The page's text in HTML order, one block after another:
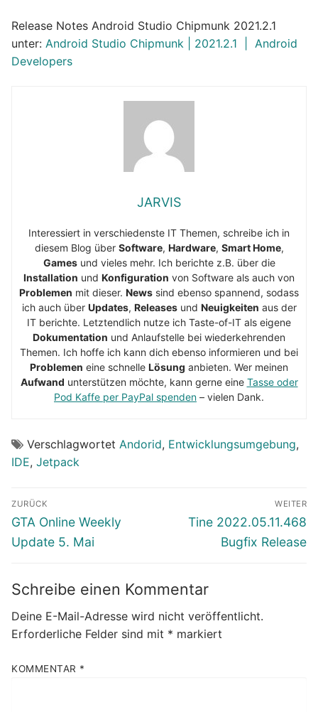
Release Notes Android Studio Chipmunk 2021.2.1
unter: Android Studio Chipmunk | 2021.2.1 | Android
Developers
JARVIS
Interessiert in verschiedenste IT Themen, schreibe ich in
diesem Blog über Software, Hardware, Smart Home,
Gamesund vieles mehr. Ich berichte z.B. über die
Installation und Konfiguration von Software als auch von
Problemen mit dieser. News sind ebenso spannend, sodass
ich auch über Updates, Releasesund Neuigkeiten aus der
IT berichte. Letztendlich nutze ich Taste-of-IT als eigene
Dokumentation und Anlaufstelle bei wiederkehrenden
Themen. Ich hoffe ich kann dich ebenso informieren und bei
Problemen eine schnelle Lösung anbieten. Wer meinen
Aufwand unterstützen möchte, kann gerne eine Tasse oder
Pod Kaffe per PayPal spenden – vielen Dank.
Verschlagwortet Andorid, Entwicklungsumgebung,
IDE, Jetpack
Beitragsnavigation
ZURÜCK
Vorheriger
Beitrag:
GTA Online Weekly
Update 5. Mai
WEITER
Nächster
Beitrag:
Tine 2022.05.11.468
Bugfix Release
Schreibe einen Kommentar
Deine E-Mail-Adresse wird nicht veröffentlicht.
Erforderliche Felder sind mit * markiert
KOMMENTAR *